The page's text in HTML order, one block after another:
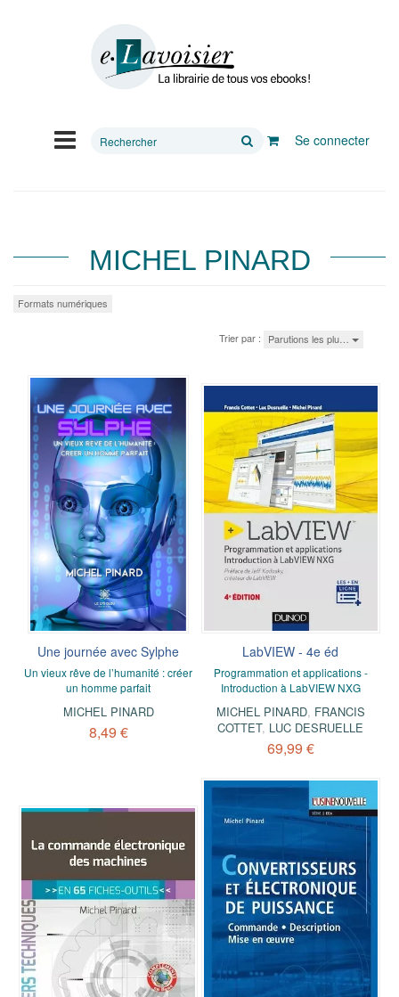
Rechercher
Se connecter
MICHEL PINARD
Formats numériques
Trier par : Parutions les plu…
Une journée avec Sylphe
Un vieux rêve de l’humanité : créer
un homme parfait
MICHEL PINARD
8,49 €
LabVIEW - 4e éd
Programmation et applications -
Introduction à LabVIEW NXG
MICHEL PINARD, FRANCIS
COTTET, LUC DESRUELLE
69,99 €